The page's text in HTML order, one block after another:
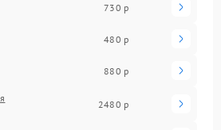
730 р
480 р
880 р
2480 р